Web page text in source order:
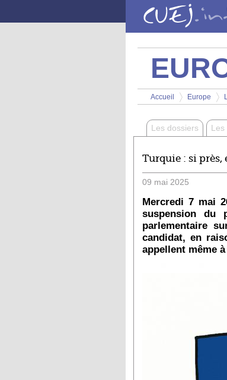
Vous êtes ici
Accueil
>
Europe
>
Les dossiers
Turquie : si
09 mai 2025
Mercredi 7 mai
suspension du
parlementaire
candidat, en
appellent même